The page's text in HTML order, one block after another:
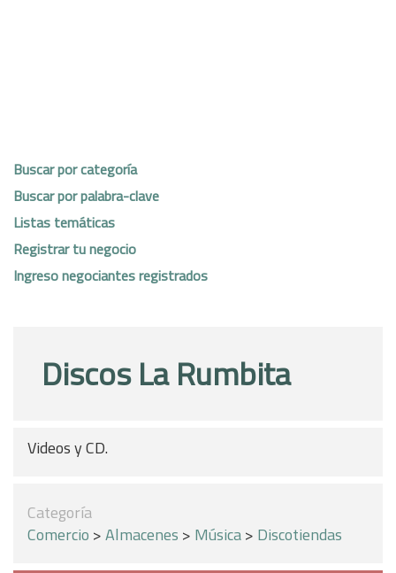
Buscar por categoría
Buscar por palabra-clave
Listas temáticas
Registrar tu negocio
Ingreso negociantes registrados
Discos La Rumbita
Videos y CD.
Categoría
Comercio >Almacenes > Música> Discotiendas